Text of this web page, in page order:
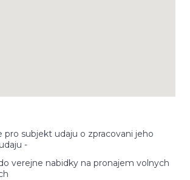
pro subjekt udaju o zpracovani jeho
-
verejne nabidky na pronajem volnych